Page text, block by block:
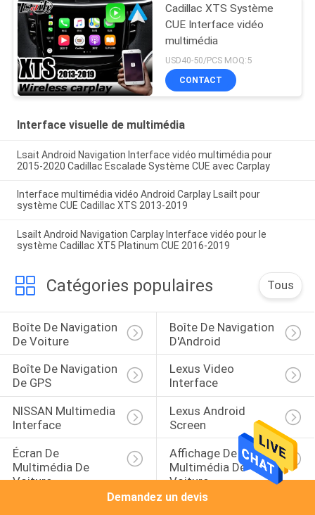
l'écran d'origine avec
CarPlay sans fil
Cadillac XTS Système
CUE Interface vidéo
multimédia
USD40-50/PCS MOQ:5
CONTACT
Interface visuelle de multimédia
Lsait Android Navigation Interface vidéo multimédia pour
2015-2020 Cadillac Escalade Système CUE avec Carplay
Interface multimédia vidéo Android Carplay Lsailt pour
système CUE Cadillac XTS 2013-2019
Lsailt Android Navigation Carplay Interface vidéo pour le
système Cadillac XT5 Platinum CUE 2016-2019
Catégories populaires Tous
Boîte De Navigation
De Voiture
Boîte De Navigation
D'Android
Boîte De Navigation
De GPS
Lexus Video
Interface
NISSAN Multimedia
Interface
Lexus Android
Screen
Écran De
Multimédia De
Voiture
Affichage De
Multimédia De
Voiture
Demandez un devis